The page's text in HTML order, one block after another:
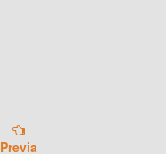
Previa